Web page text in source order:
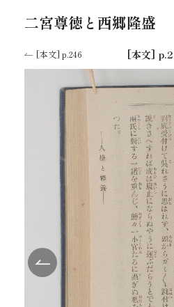
画像で読
ワードクラウ
出典を
TEI/XML
オンライ
このサイト
サイト
二宮尊徳と西郷隆盛
[本文] p.246 [本文]